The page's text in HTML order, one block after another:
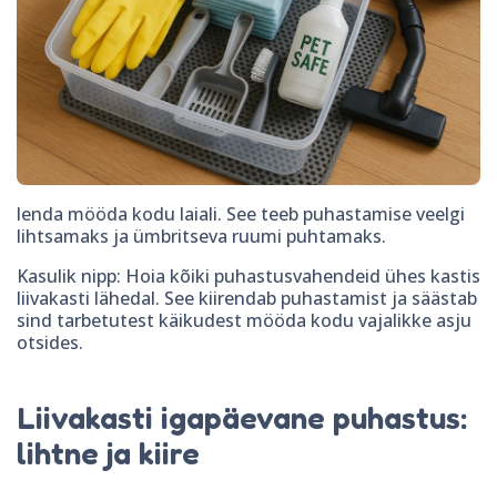
lenda mööda kodu laiali. See teeb puhastamise veelgi
lihtsamaks ja ümbritseva ruumi puhtamaks.
Kasulik nipp: Hoia kõiki puhastusvahendeid ühes kastis
liivakasti lähedal. See kiirendab puhastamist ja säästab
sind tarbetutest käikudest mööda kodu vajalikke asju
otsides.
Liivakasti igapäevane puhastus:
lihtne ja kiire